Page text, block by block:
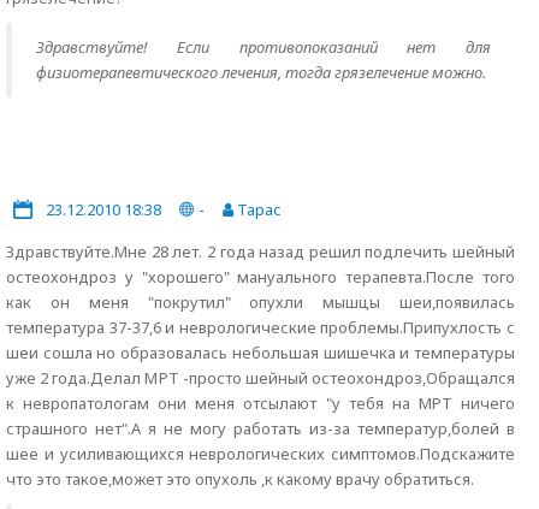
Здравствуйте! Если противопоказаний нет для
физиотерапевтического лечения, тогда грязелечение можно.
23.12.2010 18:38 -
Тарас
Здравствуйте.Мне 28 лет. 2 года назад решил подлечить шейный
остеохондроз у "хорошего" мануального терапевта.После того
как он меня "покрутил" опухли мышцы шеи,появилась
температура 37-37,6 и неврологические проблемы.Припухлость с
шеи сошла но образовалась небольшая шишечка и температуры
уже 2 года.Делал МРТ -просто шейный остеохондроз,Обращался
к невропатологам они меня отсылают "у тебя на МРТ ничего
страшного нет".А я не могу работать из-за температур,болей в
шее и усиливающихся неврологических симптомов.Подскажите
что это такое,может это опухоль ,к какому врачу обратиться.